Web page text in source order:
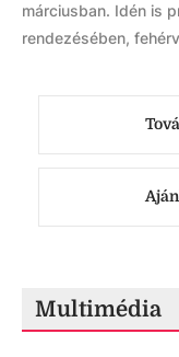
márciusban. Idén is
rendezésében,
Multimédia